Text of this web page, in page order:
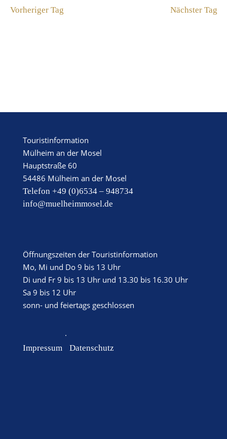
Vorheriger Tag Nächster Tag
Touristinformation
Mülheim an der Mosel
Hauptstraße 60
54486 Mülheim an der Mosel
Telefon +49 (0)6534 – 948734
info@muelheimmosel.de
Öffnungszeiten der Touristinformation
Mo, Mi und Do 9 bis 13 Uhr
Di und Fr 9 bis 13 Uhr und 13.30 bis 16.30 Uhr
Sa 9 bis 12 Uhr
sonn- und feiertags geschlossen
Impressum
·
Datenschutz